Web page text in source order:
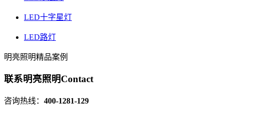
LED十字星灯
LED路灯
明亮照明精品案例
联系明亮照明Contact
咨询热线： 400-1281-129